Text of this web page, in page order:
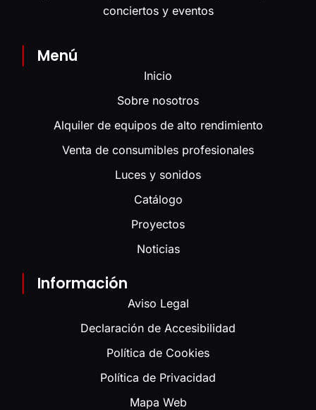
conciertos y eventos
Menú
Inicio
Sobre nosotros
Alquiler de equipos de alto rendimiento
Venta de consumibles profesionales
Luces y sonidos
Catálogo
Proyectos
Noticias
Información
Aviso Legal
Declaración de Accesibilidad
Política de Cookies
Política de Privacidad
Mapa Web